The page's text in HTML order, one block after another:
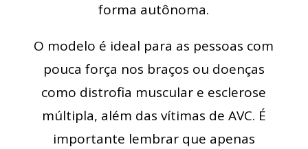
forma autônoma.
O modelo é ideal para as pessoas com
pouca força nos braços ou doenças
como distrofia muscular e esclerose
múltipla, além das vítimas de AVC. É
importante lembrar que apenas